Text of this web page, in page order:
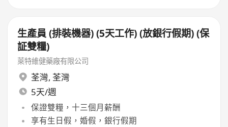
生產員 (排裝機器) (5天工作) (放銀行假期) (保
証雙糧)
萊特維健藥廠有限公司
荃灣, 荃灣
5天/週
保證雙糧，十三個月薪酬
享有生日假，婚假，銀行假期